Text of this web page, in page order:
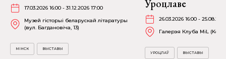
17.03.2026 16:00 - 31.12.2026 17:00
Музей гісторыі беларускай літаратуры
(вул. Багдановіча, 13)
МІНСК ВЫСТАВЫ
Уроцлаве
26.03.2026 16:00 -
Галерэя Клуба MiL
УРОЦЛАЎ ВЫСТАВЫ